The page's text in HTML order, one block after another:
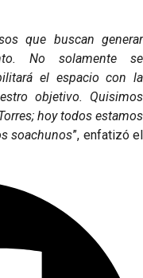
que buscan generar
No solamente se
el espacio con la
objetivo. Quisimos
hoy todos estamos
soachunos”, enfatizó el